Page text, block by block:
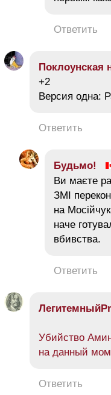
Ответить
Поклоунская
+2
Версия одна:
Ответить
Будьмо!
Ви маєте
ЗМІ
на
наче
вбивства.
Ответить
Убийство
на данный
Ответить